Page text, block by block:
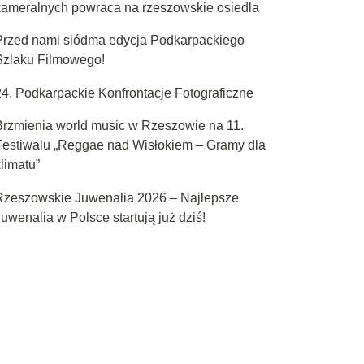
powraca na rzeszowskie osiedla
nami siódma edycja Podkarpackiego
Filmowego!
Podkarpackie Konfrontacje Fotograficzne
world music w Rzeszowie na 11.
„Reggae nad Wisłokiem – Gramy dla
Juwenalia 2026 – Najlepsze
w Polsce startują już dziś!